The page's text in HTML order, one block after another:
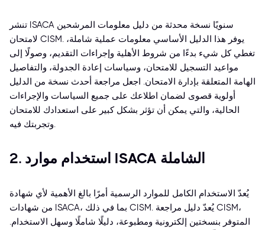
تنشر ISACA سنويًا نسخة محدثة من دليل معلومات المرشحين
لامتحان CISM. يوفر هذا الدليل الأساسي معلومات عملية شاملة،
تغطي كل شيء بدءًا من شروط الأهلية وإجراءات التقديم، وصولًا إلى
مواعيد التسجيل للامتحان، وسياسات إعادة الجدولة، والتفاصيل
الهامة المتعلقة بإدارة الامتحان. اجعل مراجعة أحدث نسخة من الدليل
أولوية قصوى لضمان اطلاعك على جميع السياسات والإجراءات
الحالية، والتي يمكن أن تؤثر بشكل كبير على استعدادك للامتحان
وتجربتك فيه.
2. استخدام موارد ISACA الشاملة
يُعدّ الاستخدام الكامل للموارد الرسمية أمرًا بالغ الأهمية لأي شهادة
من شهادات ISACA، بما في ذلك CISM. يُعدّ دليل مراجعة CISM،
المتوفر بنسختين إلكترونية ومطبوعة، دليلًا شاملًا وسهل الاستخدام.